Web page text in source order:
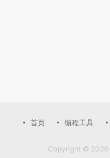
首页 编程工具
Copyright © 2026